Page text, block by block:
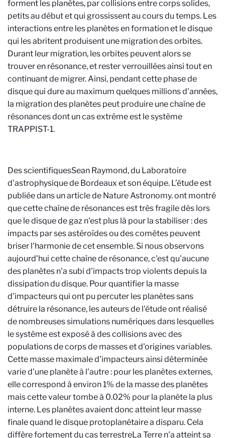
forment les planètes, par collisions entre corps solides,
petits au début et qui grossissent au cours du temps. Les
interactions entre les planètes en formation et le disque
qui les abritent produisent une migration des orbites.
Durant leur migration, les orbites peuvent alors se
trouver en résonance, et rester verrouillées ainsi tout en
continuant de migrer. Ainsi, pendant cette phase de
disque qui dure au maximum quelques millions d'années,
la migration des planètes peut produire une chaîne de
résonances dont un cas extrême est le système
TRAPPIST-1.
Des scientifiquesSean Raymond, du Laboratoire
d'astrophysique de Bordeaux et son équipe. L’étude est
publiée dans un article de Nature Astronomy.ont montré
que cette chaîne de résonances est très fragile dès lors
que le disque de gaz n'est plus là pour la stabiliser : des
impacts par ses astéroïdes ou des comètes peuvent
briser l'harmonie de cet ensemble. Si nous observons
aujourd'hui cette chaîne de résonance, c'est qu'aucune
des planètes n'a subi d'impacts trop violents depuis la
dissipation du disque. Pour quantifier la masse
d'impacteurs qui ont pu percuter les planètes sans
détruire la résonance, les auteurs de l'étude ont réalisé
de nombreuses simulations numériques dans lesquelles
le système est exposé à des collisions avec des
populations de corps de masses et d'origines variables.
Cette masse maximale d'impacteurs ainsi déterminée
varie d'une planète à l'autre : pour les planètes externes,
elle correspond à environ 1% de la masse des planètes
mais cette valeur tombe à 0.02% pour la planète la plus
interne. Les planètes avaient donc atteint leur masse
finale quand le disque protoplanétaire a disparu. Cela
diffère fortement du cas terrestreLa Terre n'a atteint sa